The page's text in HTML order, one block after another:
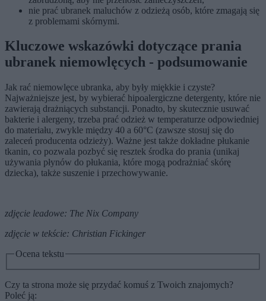
nie prać ubranek maluchów z odzieżą osób, które zmagają się
z problemami skórnymi.
Kluczowe wskazówki dotyczące prania
ubranek niemowlęcych - podsumowanie
Jak rać niemowlęce ubranka, aby były miękkie i czyste?
Najważniejsze jest, by wybierać hipoalergiczne detergenty, które nie
zawierają drażniących substancji. Ponadto, by skutecznie usuwać
bakterie i alergeny, trzeba prać odzież w temperaturze odpowiedniej
do materiału, zwykle między 40 a 60°C (zawsze stosuj się do
zaleceń producenta odzieży). Ważne jest także dokładne płukanie
tkanin, co pozwala pozbyć się resztek środka do prania (unikaj
używania płynów do płukania, które mogą podrażniać skórę
dziecka), także suszenie i przechowywanie.
zdjęcie leadowe: The Nix Company
zdjęcie w tekście: Christian Fickinger
Ocena tekstu
Czy ta strona może się przydać komuś z Twoich znajomych?
Poleć ją: